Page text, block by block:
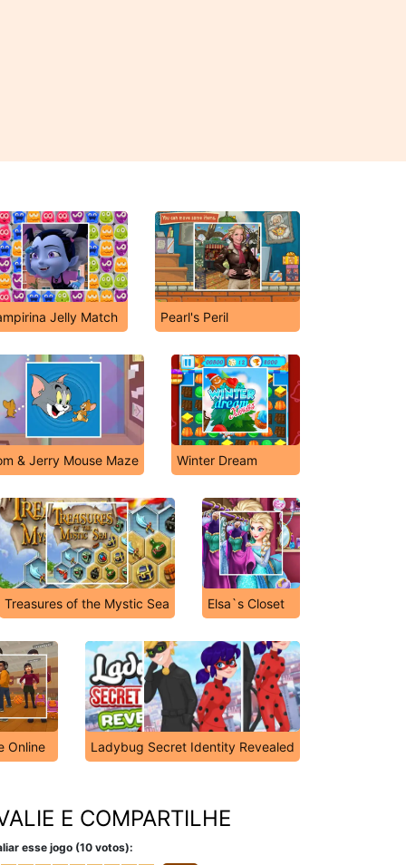
Jelly Match Pearl's Peril
& Jerry Mouse Maze Winter Dream
Treasures of the Mystic Sea Elsa`s Closet
Online Ladybug Secret Identity Revealed
E COMPARTILHE
esse jogo (10 votos):